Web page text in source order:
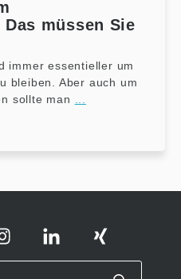
müssen Sie
immer essentieller um
bleiben. Aber auch um
sollte man